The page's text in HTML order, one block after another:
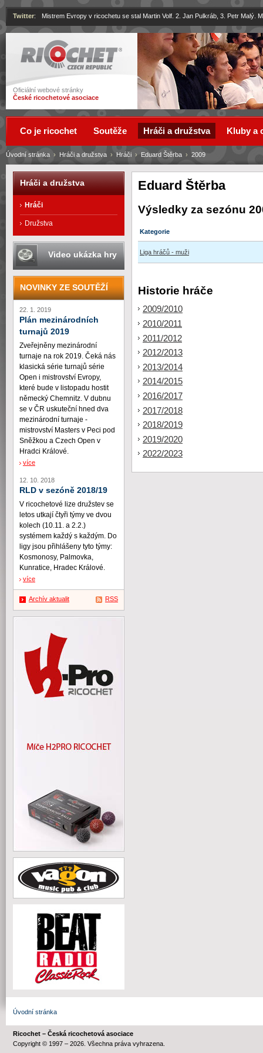
Ricochet
Oficiální webové stránky
České ricochetové asociace
Twitter: Mistrem Evropy v ricochetu se stal Martin Volf. 2. Jan Pulkráb, 3. Petr Malý.
Eduard Štěrba
Výsledky za sezónu
Kategorie
Liga hráčů - muži
Historie hráče
2009/2010
2010/2011
2011/2012
2012/2013
2013/2014
2014/2015
2016/2017
2017/2018
2018/2019
2019/2020
2022/2023
Úvodní stránka › Hráči a družstva › Hráči › Eduard Štěrba › 2009
Co je ricochet Soutěže Hráči a družstva Kluby a
Hráči a družstva
Hráči
Družstva
Video ukázka hry
NOVINKY ZE SOUTĚŽÍ
22. 1. 2019
Plán mezinárodních
turnajů 2019
Zveřejněny mezinárodní
turnaje na rok 2019. Čeká nás
klasická série turnajů série
Open i mistrovství Evropy,
které bude v listopadu hostit
německý Chemnitz. V dubnu
se v ČR uskuteční hned dva
mezinárodní turnaje -
mistrovství Masters v Peci pod
Sněžkou a Czech Open v
Hradci Králové.
více
12. 10. 2018
RLD v sezóně 2018/19
V ricochetové lize družstev se
letos utkají čtyři týmy ve dvou
kolech (10.11. a 2.2.)
systémem každý s každým. Do
ligy jsou přihlášeny tyto týmy:
Kosmonosy, Palmovka,
Kunratice, Hradec Králové.
více
Archív aktualit RSS
Úvodní stránka
Ricochet – Česká ricochetová asociace
Copyright © 1997 – 2026. Všechna práva vyhrazena.